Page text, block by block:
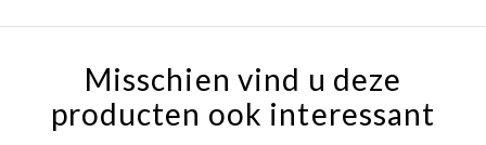
Misschien vind u deze
producten ook interessant